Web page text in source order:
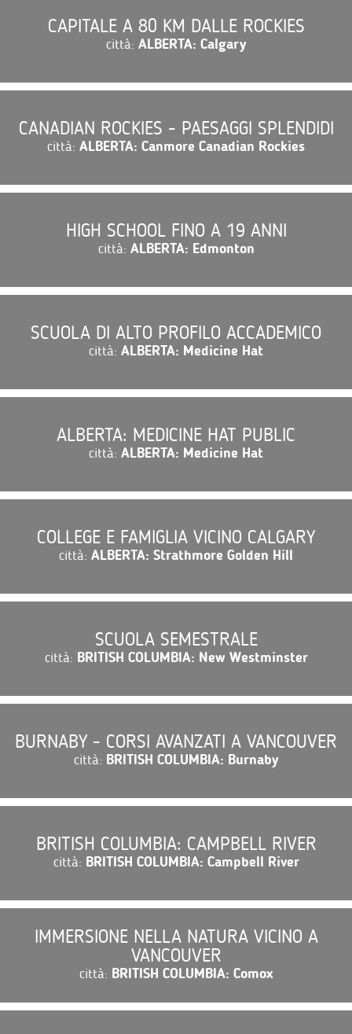
CAPITALE A 80 KM DALLE ROCKIES
città: ALBERTA: Calgary
CANADIAN ROCKIES - PAESAGGI SPLENDIDI
città: ALBERTA: Canmore Canadian Rockies
HIGH SCHOOL FINO A 19 ANNI
città: ALBERTA: Edmonton
SCUOLA DI ALTO PROFILO ACCADEMICO
città: ALBERTA: Medicine Hat
ALBERTA: MEDICINE HAT PUBLIC
città: ALBERTA: Medicine Hat
COLLEGE E FAMIGLIA VICINO CALGARY
città: ALBERTA: Strathmore Golden Hill
SCUOLA SEMESTRALE
città: BRITISH COLUMBIA: New Westminster
BURNABY - CORSI AVANZATI A VANCOUVER
città: BRITISH COLUMBIA: Burnaby
BRITISH COLUMBIA: CAMPBELL RIVER
città: BRITISH COLUMBIA: Campbell River
IMMERSIONE NELLA NATURA VICINO A
VANCOUVER
città: BRITISH COLUMBIA: Comox